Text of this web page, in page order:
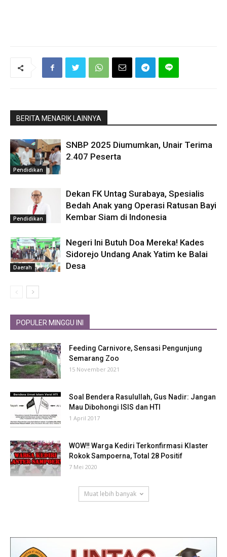
BERITA MENARIK LAINNYA
Pendidikan
SNBP 2025 Diumumkan, Unair Terima
2.407 Peserta
Pendidikan
Dekan FK Untag Surabaya, Spesialis
Bedah Anak yang Operasi Ratusan Bayi
Kembar Siam di Indonesia
Daerah
Negeri Ini Butuh Doa Mereka! Kades
Sidorejo Undang Anak Yatim ke Balai
Desa
POPULER MINGGU INI
Feeding Carnivore, Sensasi Pengunjung
Semarang Zoo
15 November 2021
Soal Bendera Rasulullah, Gus Nadir: Jangan
Mau Dibohongi ISIS dan HTI
1 April 2017
WOW‼ Warga Kediri Terkonfirmasi Klaster
Rokok Sampoerna, Total 28 Positif
7 Mei 2020
Muat lebih banyak